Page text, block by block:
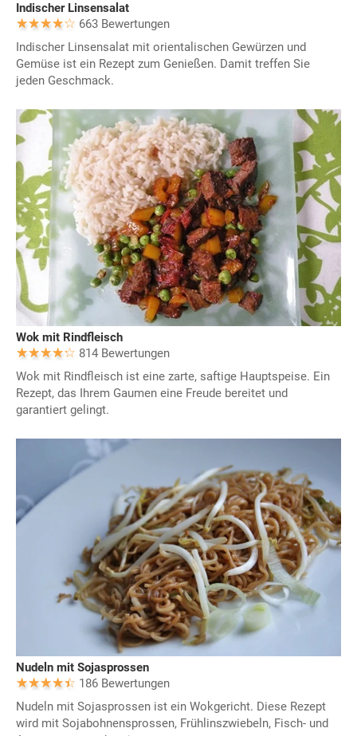
Indischer Linsensalat
663 Bewertungen
Indischer Linsensalat mit orientalischen Gewürzen und
Gemüse ist ein Rezept zum Genießen. Damit treffen Sie
jeden Geschmack.
Wok mit Rindfleisch
814 Bewertungen
Wok mit Rindfleisch ist eine zarte, saftige Hauptspeise. Ein
Rezept, das Ihrem Gaumen eine Freude bereitet und
garantiert gelingt.
Nudeln mit Sojasprossen
186 Bewertungen
Nudeln mit Sojasprossen ist ein Wokgericht. Diese Rezept
wird mit Sojabohnensprossen, Frühlinszwiebeln, Fisch- und